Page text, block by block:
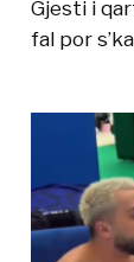
Gjesti i
fal por